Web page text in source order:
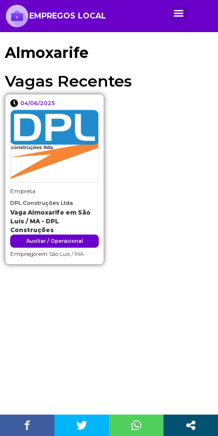
EMPREGOS LOCAL
Almoxarife
Vagas Recentes
04/06/2025
Empresa
DPL Construções Ltda
Vaga Almoxarife em São
Luís / MA - DPL
Construções
Auxiliar / Operacional
Emprego em São Luís / MA